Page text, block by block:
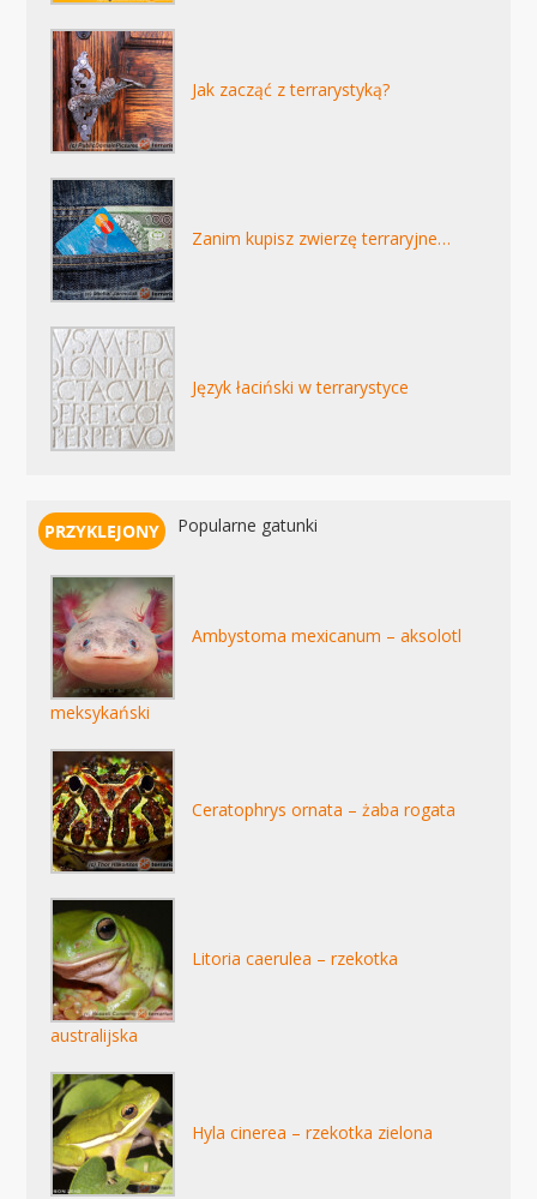
Jak zacząć z terrarystyką?
Zanim kupisz zwierzę terraryjne…
Język łaciński w terrarystyce
Popularne gatunki
Ambystoma mexicanum – aksolotl
meksykański
Ceratophrys ornata – żaba rogata
Litoria caerulea – rzekotka
australijska
Hyla cinerea – rzekotka zielona